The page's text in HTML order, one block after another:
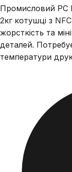
Промисловий PC
2кг котушці з
жорсткість та
деталей.
температури